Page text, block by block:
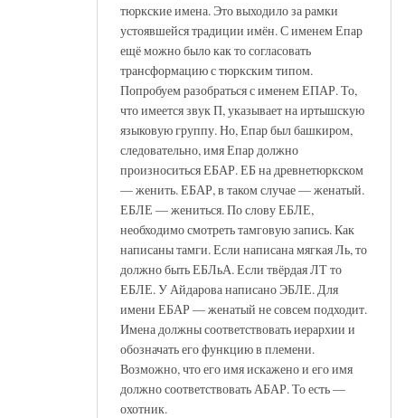
тюркские имена. Это выходило за рамки
устоявшейся традиции имён. С именем Епар
ещё можно было как то согласовать
трансформацию с тюркским типом.
Попробуем разобраться с именем ЕПАР. То,
что имеется звук П, указывает на иртышскую
языковую группу. Но, Епар был башкиром,
следовательно, имя Епар должно
произноситься ЕБАР. ЕБ на древнетюркском
— женить. ЕБАР, в таком случае — женатый.
ЕБЛЕ — жениться. По слову ЕБЛЕ,
необходимо смотреть тамговую запись. Как
написаны тамги. Если написана мягкая Ль, то
должно быть ЕБЛьА. Если твёрдая ЛТ то
ЕБЛЕ. У Айдарова написано ЭБЛЕ. Для
имени ЕБАР — женатый не совсем подходит.
Имена должны соответствовать иерархии и
обозначать его функцию в племени.
Возможно, что его имя искажено и его имя
должно соответствовать АБАР. То есть —
охотник.